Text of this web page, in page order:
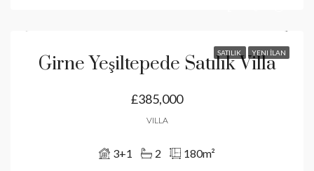
SATILIK YENI İLAN
Girne Yeşiltepede Satılık Villa
£385,000
VILLA
3+1 2 180m²